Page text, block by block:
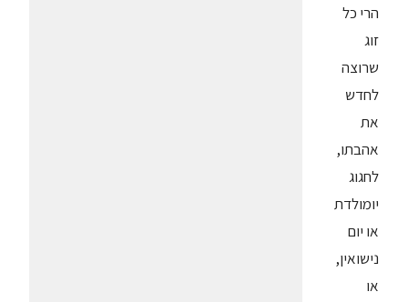
הרי כל
זוג
שרוצה
לחדש
את
אהבתו,
לחגוג
יומולדת
או יום
נישואין,
או